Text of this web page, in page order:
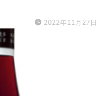
2022年11月27日